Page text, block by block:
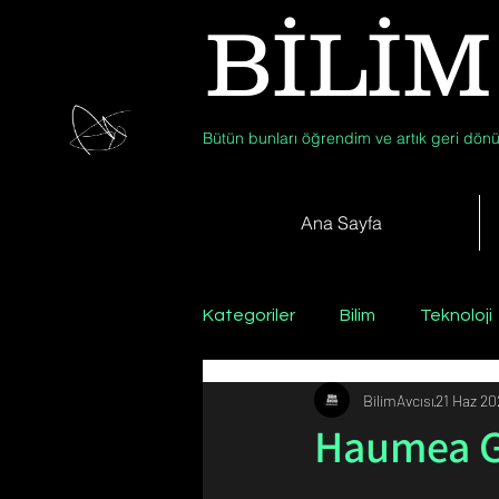
Bütün bunları öğrendim ve artık geri
Ana Sayfa
Kategoriler Bilim Teknoloji
Psikoloji / Sosyoloji / Felsefe
Haumea
BilimAvcısı21 Haz